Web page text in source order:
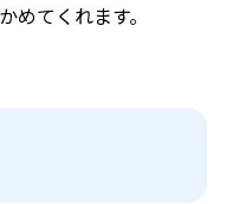
めてくれます。